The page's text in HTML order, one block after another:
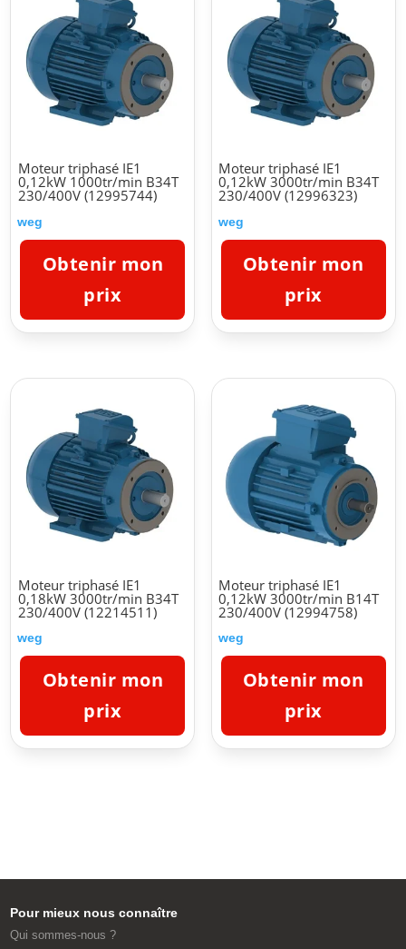
Moteur triphasé IE1
0,12kW 1000tr/min B34T
230/400V (12995744)
weg
Obtenir mon
prix
Moteur triphasé IE1
0,12kW 3000tr/min B34T
230/400V (12996323)
weg
Obtenir mon
prix
Moteur triphasé IE1
0,18kW 3000tr/min B34T
230/400V (12214511)
weg
Obtenir mon
prix
Moteur triphasé IE1
0,12kW 3000tr/min B14T
230/400V (12994758)
weg
Obtenir mon
prix
Pour mieux nous connaître
Qui sommes-nous ?